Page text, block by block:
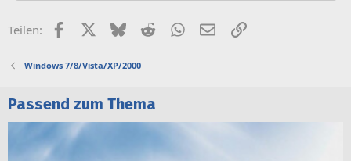
Teilen: FacebookX (Twitter)
BlueskyRedditWhatsApp
E-MailLink
Windows 7/8/Vista/XP/2000
Passend zum Thema